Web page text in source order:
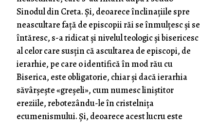
Sinodul din Creta. Și, deoarece înclinațiile spre
neascultare față de episcopii răi se înmulțesc și se
întăresc, s-a ridicat și nivelul teologic și bisericesc
al celor care susțin că ascultarea de episcopi, de
ierarhie, pe care o identifică în mod rău cu
Biserica, este obligatorie, chiar și dacă ierarhia
săvârșește «greșeli­», cum numesc liniștitor
ereziile, rebotezându-le în cristelnița
ecumenismului. Și, deoarece acest lucru este